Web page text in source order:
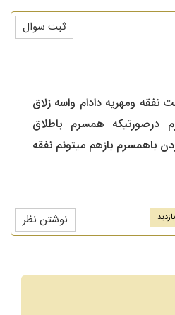
ومهریه دادام واسه زلاق
درصورتیکه همسرم باطلاق
باهمسرم بازهم میتونم نفقه
نوشتن نظر
ثبت سوال